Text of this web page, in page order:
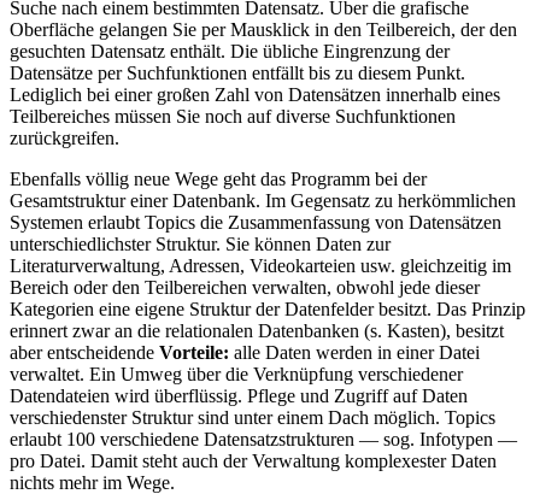
Suche nach einem bestimmten Datensatz. Über die grafische
Oberfläche gelangen Sie per Mausklick in den Teilbereich, der den
gesuchten Datensatz enthält. Die übliche Eingrenzung der
Datensätze per Suchfunktionen entfällt bis zu diesem Punkt.
Lediglich bei einer großen Zahl von Datensätzen innerhalb eines
Teilbereiches müssen Sie noch auf diverse Suchfunktionen
zurückgreifen.
Ebenfalls völlig neue Wege geht das Programm bei der
Gesamtstruktur einer Datenbank. Im Gegensatz zu herkömmlichen
Systemen erlaubt Topics die Zusammenfassung von Datensätzen
unterschiedlichster Struktur. Sie können Daten zur
Literaturverwaltung, Adressen, Videokarteien usw. gleichzeitig im
Bereich oder den Teilbereichen verwalten, obwohl jede dieser
Kategorien eine eigene Struktur der Datenfelder besitzt. Das Prinzip
erinnert zwar an die relationalen Datenbanken (s. Kasten), besitzt
aber entscheidende Vorteile: alle Daten werden in einer Datei
verwaltet. Ein Umweg über die Verknüpfung verschiedener
Datendateien wird überflüssig. Pflege und Zugriff auf Daten
verschiedenster Struktur sind unter einem Dach möglich. Topics
erlaubt 100 verschiedene Datensatzstrukturen — sog. Infotypen —
pro Datei. Damit steht auch der Verwaltung komplexester Daten
nichts mehr im Wege.